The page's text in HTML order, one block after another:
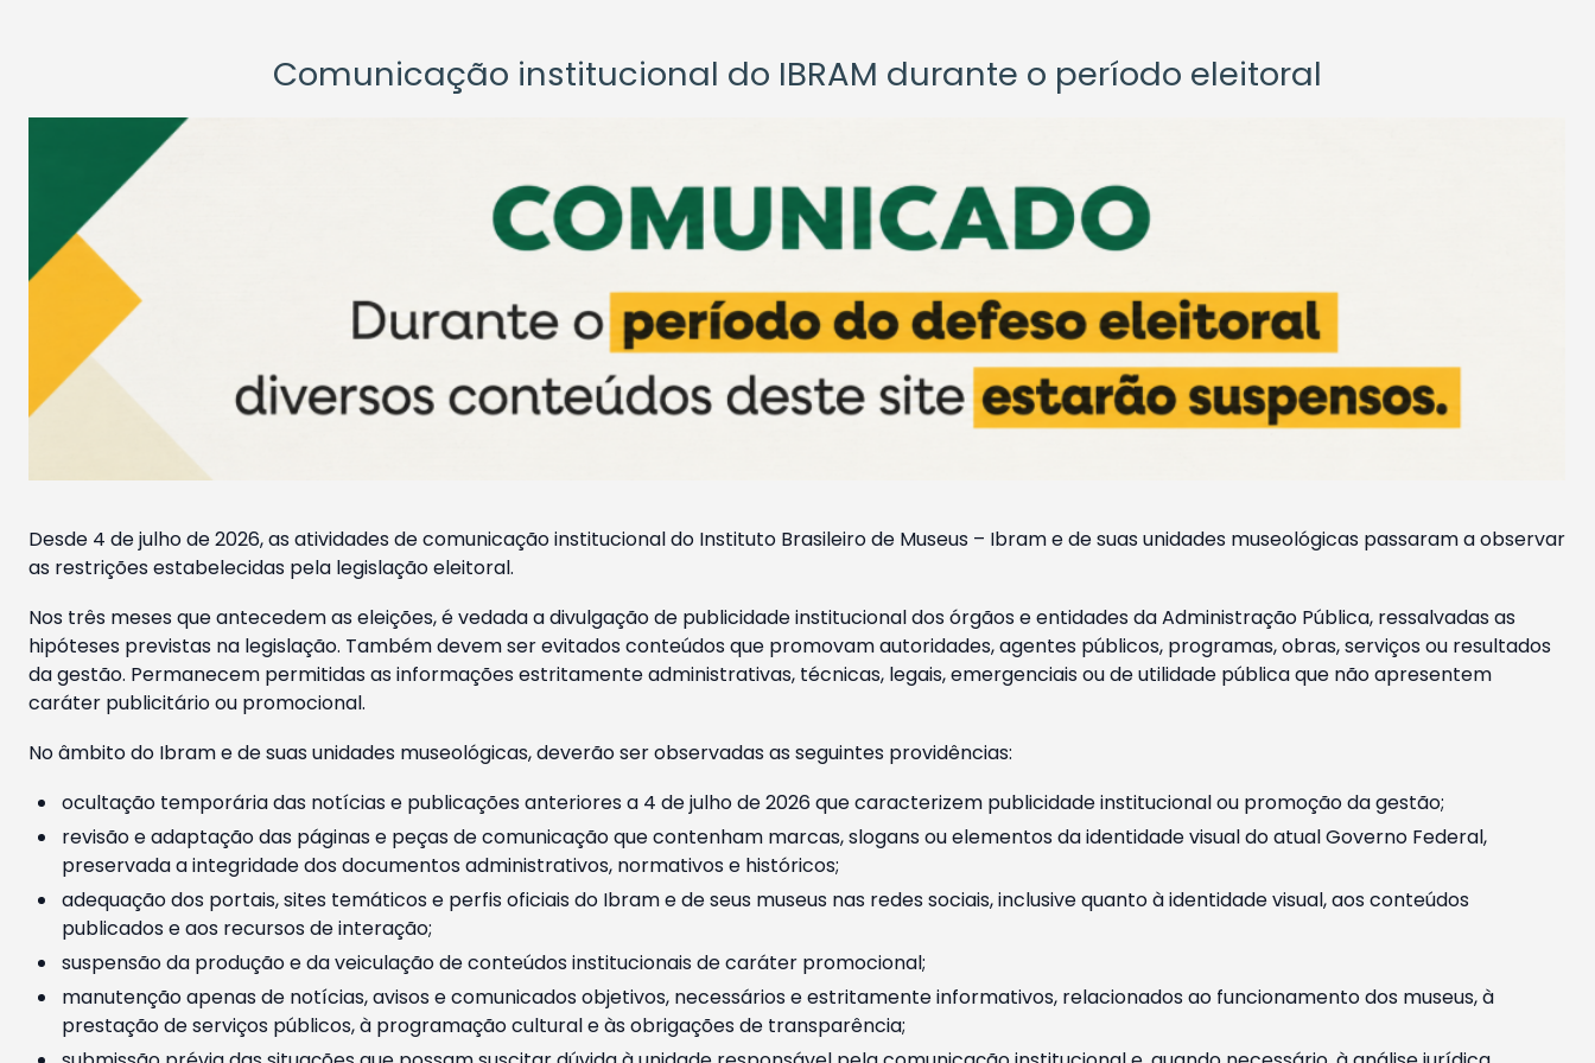
Comunicação institucional do IBRAM durante o período eleitoral
Desde 4 de julho de 2026, as atividades de comunicação institucional do Instituto Brasileiro de Museus – Ibram e de suas unidades museológicas passaram a observar
as restrições estabelecidas pela legislação eleitoral.
Nos três meses que antecedem as eleições, é vedada a divulgação de publicidade institucional dos órgãos e entidades da Administração Pública, ressalvadas as
hipóteses previstas na legislação. Também devem ser evitados conteúdos que promovam autoridades, agentes públicos, programas, obras, serviços ou resultados
da gestão. Permanecem permitidas as informações estritamente administrativas, técnicas, legais, emergenciais ou de utilidade pública que não apresentem
caráter publicitário ou promocional.
No âmbito do Ibram e de suas unidades museológicas, deverão ser observadas as seguintes providências:
ocultação temporária das notícias e publicações anteriores a 4 de julho de 2026 que caracterizem publicidade institucional ou promoção da gestão;
revisão e adaptação das páginas e peças de comunicação que contenham marcas, slogans ou elementos da identidade visual do atual Governo Federal,
preservada a integridade dos documentos administrativos, normativos e históricos;
adequação dos portais, sites temáticos e perfis oficiais do Ibram e de seus museus nas redes sociais, inclusive quanto à identidade visual, aos conteúdos
publicados e aos recursos de interação;
suspensão da produção e da veiculação de conteúdos institucionais de caráter promocional;
manutenção apenas de notícias, avisos e comunicados objetivos, necessários e estritamente informativos, relacionados ao funcionamento dos museus, à
prestação de serviços públicos, à programação cultural e às obrigações de transparência;